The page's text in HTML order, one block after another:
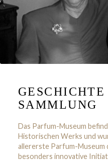
SAMMLUNG
Das Parfum-Museum
Historischen Werks und
allererste Parfum-Museum
besonders innovative